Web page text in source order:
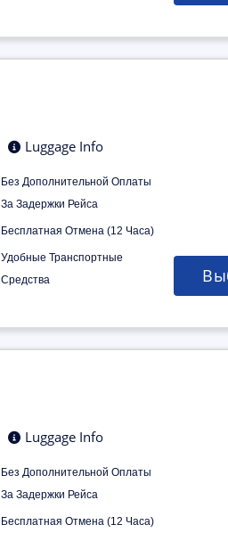
Luggage Info
Без Дополнительной Оплаты
За Задержки Рейса
Бесплатная Отмена (12 Часа)
Удобные Транспортные
Средства
Luggage Info
Без Дополнительной Оплаты
За Задержки Рейса
Бесплатная Отмена (12 Часа)